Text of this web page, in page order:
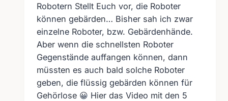
Robotern Stellt Euch vor, die Roboter
können gebärden… Bisher sah ich zwar
einzelne Roboter, bzw. Gebärdenhände.
Aber wenn die schnellsten Roboter
Gegenstände auffangen können, dann
müssten es auch bald solche Roboter
geben, die flüssig gebärden können für
Gehörlose 😀 Hier das Video mit den 5